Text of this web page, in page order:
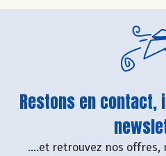
Restons en
....et retrouvez nos offres,